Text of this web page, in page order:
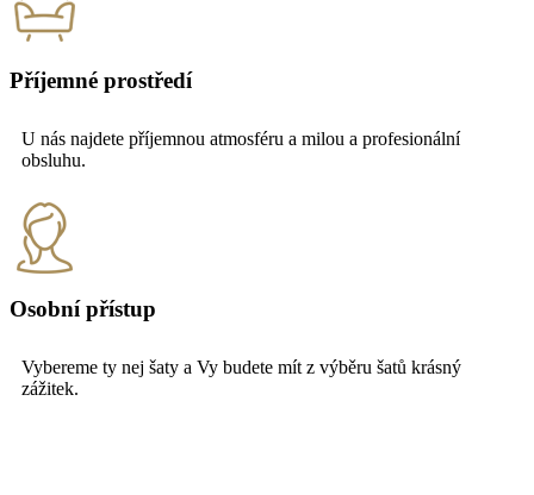
Příjemné prostředí
U nás najdete příjemnou atmosféru a milou a profesionální
obsluhu.
Osobní přístup
Vybereme ty nej šaty a Vy budete mít z výběru šatů krásný
zážitek.